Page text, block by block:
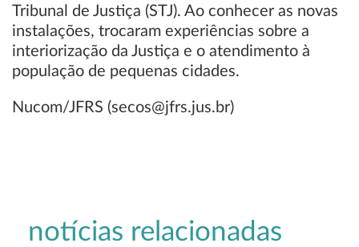
Tribunal de Justiça (STJ). Ao conhecer as novas
instalações, trocaram experiências sobre a
interiorização da Justiça e o atendimento à
população de pequenas cidades.
Nucom/JFRS (secos@jfrs.jus.br)
notícias relacionadas